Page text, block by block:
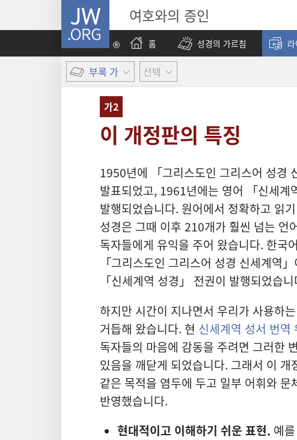
JW.ORG 여호와의 증인
홈
성경의 가르침
부록 가 선택
가2
이 개정판의 특징
1950년에 「그리스도인 그리스어 성경
발표되었고, 1961년에는 영어 「신세계
발행되었습니다. 원어에서 정확하고 읽
성경은 그때 이후 210개가 훨씬 넘는 언
독자들에게 유익을 주어 왔습니다. 한국
「그리스도인 그리스어 성경 신세계역
「신세계역 성경」 전권이 발행되었습니
하지만 시간이 지나면서 우리가 사용하
거듭해 왔습니다. 현 신세계역 성서 번역
독자들의 마음에 감동을 주려면 그러한
있음을 깨닫게 되었습니다. 그래서 이 개
같은 목적을 염두에 두고 일부 어휘와 문
반영했습니다.
현대적이고 이해하기 쉬운 표현. 예